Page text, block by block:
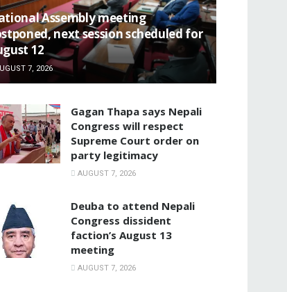
Assembly meeting
next session scheduled for
12
7, 2026
Gagan Thapa says Nepali
Congress will respect
Supreme Court order on
party legitimacy
AUGUST 7, 2026
Deuba to attend Nepali
Congress dissident
faction’s August 13
meeting
AUGUST 7, 2026